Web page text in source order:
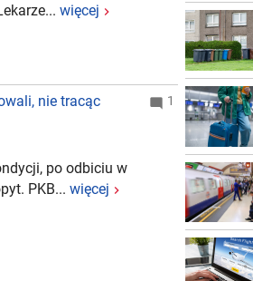
więcej
nie tracąc
1
po odbiciu w
PKB... więcej